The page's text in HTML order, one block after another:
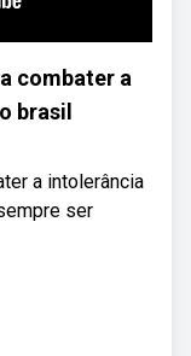
combater a
brasil
a intolerância
ser